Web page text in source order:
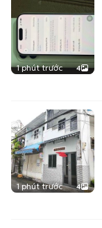
1 phút trước 4
1 phút trước 4